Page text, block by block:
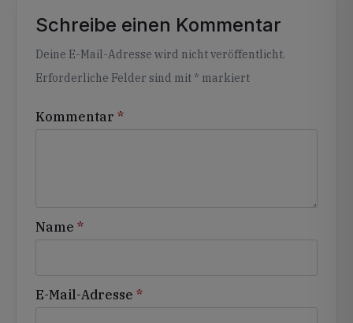
Schreibe einen Kommentar
Deine E-Mail-Adresse wird nicht veröffentlicht.
Erforderliche Felder sind mit * markiert
Kommentar *
Name *
E-Mail-Adresse *
Alternative: